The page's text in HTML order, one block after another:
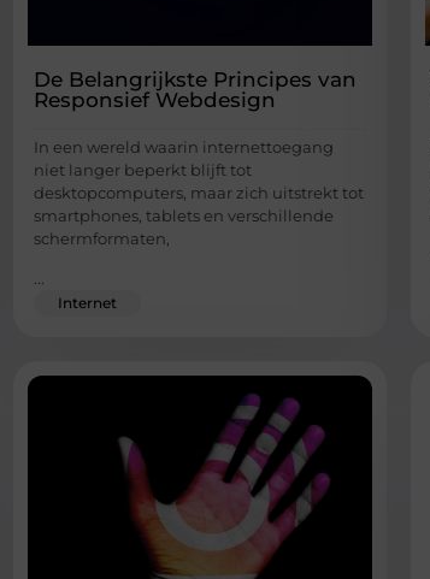
De Belangrijkste Principes van
Responsief Webdesign
In een wereld waarin internettoegang
niet langer beperkt blijft tot
desktopcomputers, maar zich uitstrekt tot
smartphones, tablets en verschillende
schermformaten,
...
Internet